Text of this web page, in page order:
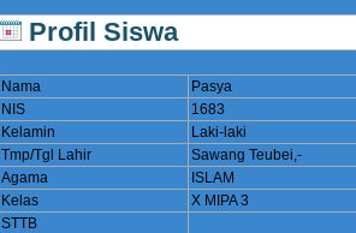
Profil Siswa
Nama
Pasya
NIS
1683
Kelamin
Laki-laki
Tmp/Tgl Lahir
Sawang Teubei,-
Agama
ISLAM
Kelas
X MIPA 3
STTB